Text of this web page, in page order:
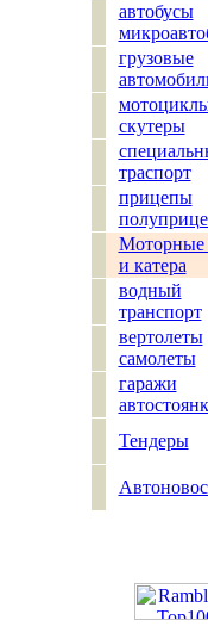
автобусы
грузовые
скутеры
траспорт
прицепы
Моторные
и катера
водный
транспорт
вертолеты
самолеты
гаражи
Тендеры